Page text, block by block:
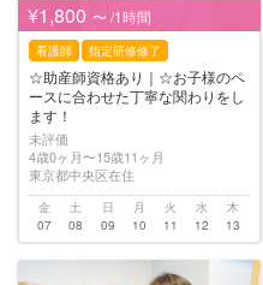
¥1,800 〜 /1時間
看護師 指定研修修了
☆助産師資格あり｜☆お子様のペ
ースに合わせた丁寧な関わりをし
ます！
未評価
4歳0ヶ月〜15歳11ヶ月
東京都中央区在住
金
07
土
08
日
09
月
10
火
11
水
12
木
13